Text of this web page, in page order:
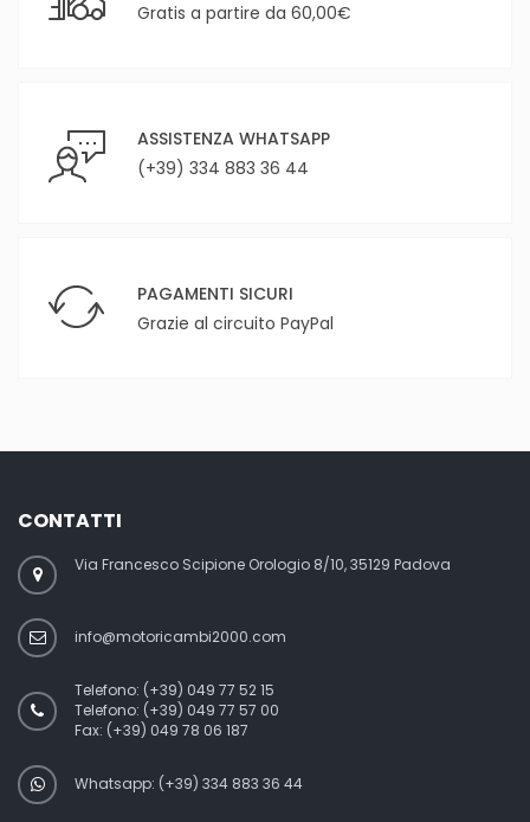
Gratis a partire da 60,00€
ASSISTENZA WHATSAPP
(+39) 334 883 36 44
PAGAMENTI SICURI
Grazie al circuito PayPal
CONTATTI
Via Francesco Scipione Orologio 8/10, 35129 Padova
info@motoricambi2000.com
Telefono: (+39) 049 77 52 15
Telefono: (+39) 049 77 57 00
Fax: (+39) 049 78 06 187
Whatsapp: (+39) 334 883 36 44